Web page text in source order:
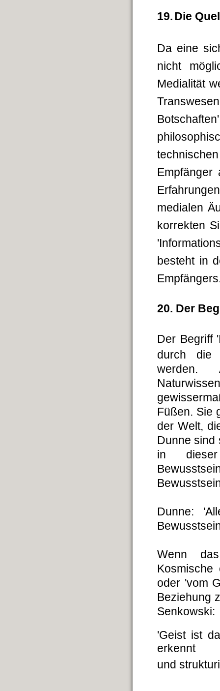
19. Die
Da eine
nicht
Medialität
medialen
korrekten
besteht in
20. Der
Der Begriff
durch die
werden.
Füßen. Sie
der Welt,
Dunne
in
Dunne:
Wenn
oder 'vom
Beziehung
Senkowski:
'Geist ist
erkennt
und